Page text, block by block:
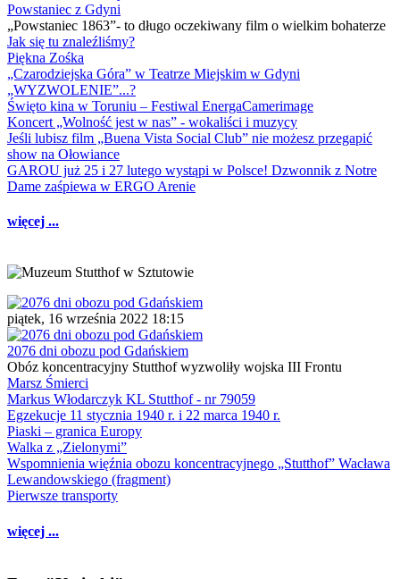
Powstaniec z Gdyni
„Powstaniec 1863”- to długo oczekiwany film o wielkim bohaterze
Jak się tu znaleźliśmy?
Piękna Zośka
„Czarodziejska Góra” w Teatrze Miejskim w Gdyni
„WYZWOLENIE”...?
Święto kina w Toruniu – Festiwal EnergaCamerimage
Koncert „Wolność jest w nas” - wokaliści i muzycy
Jeśli lubisz film „Buena Vista Social Club” nie możesz przegapić
show na Ołowiance
GAROU już 25 i 27 lutego wystąpi w Polsce! Dzwonnik z Notre
Dame zaśpiewa w ERGO Arenie
więcej ...
piątek, 16 września 2022 18:15
2076 dni obozu pod Gdańskiem
Obóz koncentracyjny Stutthof wyzwoliły wojska III Frontu
Marsz Śmierci
Markus Włodarczyk KL Stutthof - nr 79059
Egzekucje 11 stycznia 1940 r. i 22 marca 1940 r.
Piaski – granica Europy
Walka z „Zielonymi”
Wspomnienia więźnia obozu koncentracyjnego „Stutthof” Wacława
Lewandowskiego (fragment)
Pierwsze transporty
więcej ...